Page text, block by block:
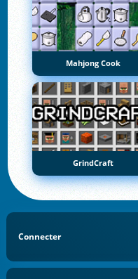
Mahjong Cook
GrindCraft
Connecter